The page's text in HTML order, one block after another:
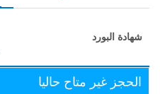
شهادة البورد
الحجز غير متاح حاليا